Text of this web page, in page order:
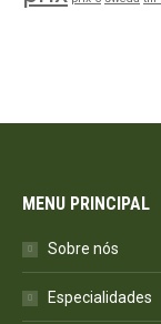
MENU PRINCIPAL
Sobre nós
Especialidades